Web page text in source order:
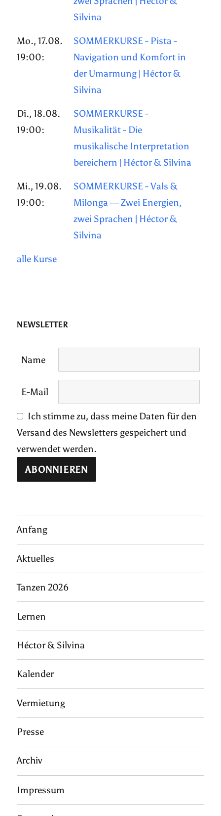
Silvina
Mo., 17.08.
19:00:
SOMMERKURSE - Pista -
Navigation und Komfort in
der Umarmung | Héctor &
Silvina
Di., 18.08.
19:00:
SOMMERKURSE -
Musikalität - Die
musikalische Interpretation
bereichern | Héctor & Silvina
Mi., 19.08.
19:00:
SOMMERKURSE - Vals &
Milonga — Zwei Energien,
zwei Sprachen | Héctor &
Silvina
alle Kurse
NEWSLETTER
Name
E-Mail
Ich stimme zu, dass meine Daten für den
Versand des Newsletters gespeichert und
verwendet werden.
Anfang
Aktuelles
Tanzen 2026
Lernen
Héctor & Silvina
Kalender
Vermietung
Presse
Archiv
Impressum